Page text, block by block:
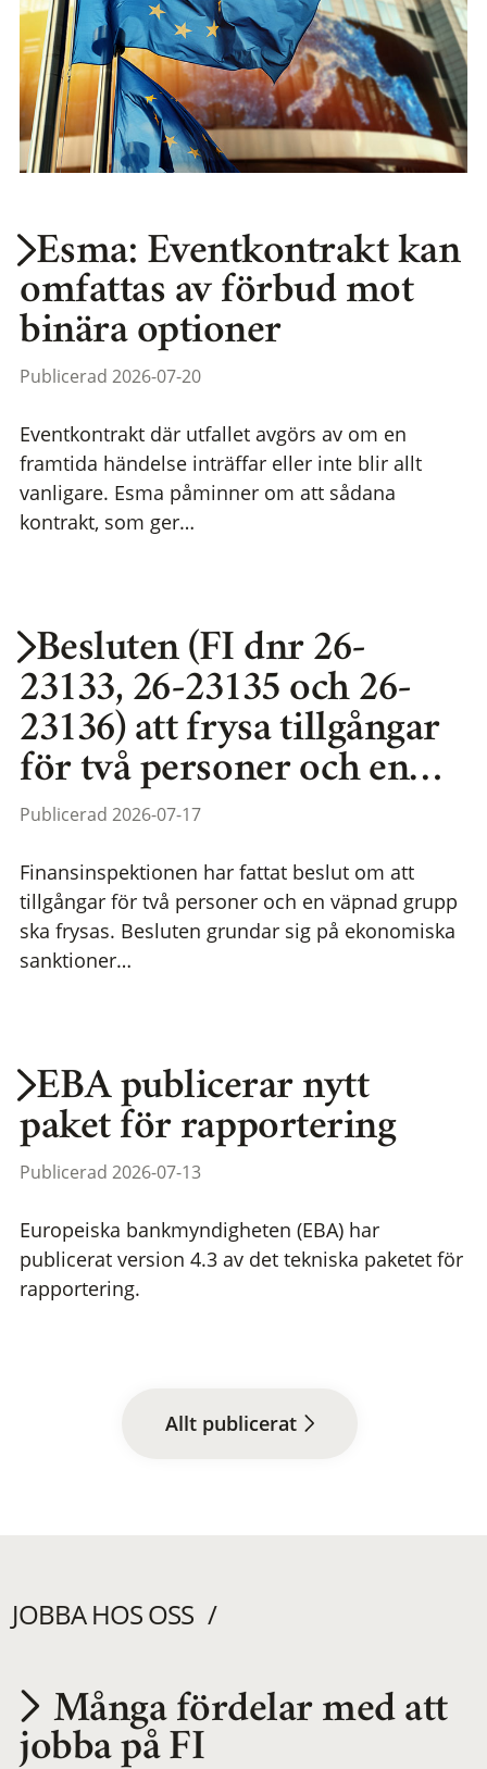
Esma: Eventkontrakt kan
omfattas av förbud mot
binära optioner
Publicerad 2026-07-20
Eventkontrakt där utfallet avgörs av om en
framtida händelse inträffar eller inte blir allt
vanligare. Esma påminner om att sådana
kontrakt, som ger…
Besluten (FI dnr 26-
23133, 26-23135 och 26-
23136) att frysa tillgångar
för två personer och en…
Publicerad 2026-07-17
Finansinspektionen har fattat beslut om att
tillgångar för två personer och en väpnad grupp
ska frysas. Besluten grundar sig på ekonomiska
sanktioner…
EBA publicerar nytt
paket för rapportering
Publicerad 2026-07-13
Europeiska bankmyndigheten (EBA) har
publicerat version 4.3 av det tekniska paketet för
rapportering.
Allt publicerat
JOBBA HOS OSS
Utvecklas på en
Många fördelar med att
jobba på FI